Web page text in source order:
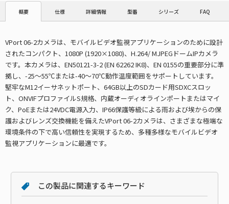
概要 仕様 詳細情報 型番 シリーズ FAQ
VPort 06-2カメラは、モバイルビデオ監視アプリケーションのために設計
されたコンパクト、1080P (1920×1080)、H.264/ MJPEGドームIPカメラ
です。本カメラは、EN50121-3-2 (EN 62262 IK8)、EN 0155の重要部分に準
拠し、-25〜55℃または-40〜70℃動作温度範囲をサポートしています。
堅牢なM12イーサネットポート、64GB以上のSDカード用SDXCスロッ
ト、ONVIFプロファイルS規格、内蔵オーディオラインポートまたはマイ
ク、PoEまたは24VDC電源入力、IP66保護等級による雨および埃からの保
護およびレンズ交換機能を備えたVPort 06-2カメラは、さまざまな極端な
環境条件の下で高い信頼性を実現するため、多種多様なモバイルビデオ
監視アプリケーションに最適です。
この製品に関連するキーワード